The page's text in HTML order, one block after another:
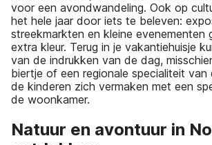
voor een avondwandeling. Ook op
het hele jaar door iets te beleven:
streekmarkten en kleine evenementen
extra kleur. Terug in je vakantiehuisje
van de indrukken van de dag,
biertje of een regionale specialiteit van
de kinderen zich vermaken met een
de woonkamer.
Natuur en avontuur in